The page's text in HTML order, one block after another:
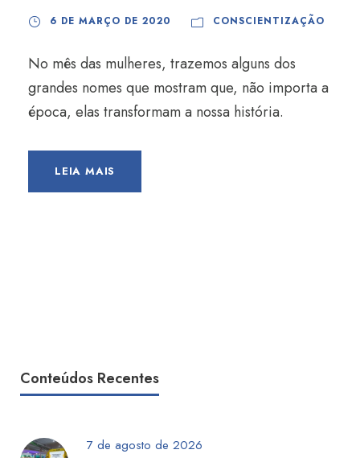
6 DE MARÇO DE 2020 CONSCIENTIZAÇÃO
No mês das mulheres, trazemos alguns dos
grandes nomes que mostram que, não importa a
época, elas transformam a nossa história.
LEIA MAIS
Conteúdos Recentes
7 de agosto de 2026